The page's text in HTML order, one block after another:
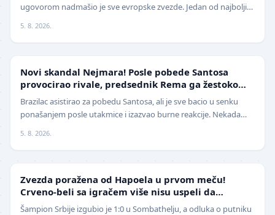
ugovorom nadmašio je sve evropske zvezde. Jedan od najboljih
5. 8. 2026.
Novi skandal Nejmara! Posle pobede Santosa
provocirao rivale, predsednik Rema ga žestoko
isprozivao: "Bitanga i klovn!" (VIDEO)
Brazilac asistirao za pobedu Santosa, ali je sve bacio u senku
ponašanjem posle utakmice i izazvao burne reakcije. Nekada
5. 8. 2026.
Zvezda poražena od Hapoela u prvom meču!
Crveno-beli sa igračem više nisu uspeli da
izbegnu poraz
Šampion Srbije izgubio je 1:0 u Sombathelju, a odluka o putniku